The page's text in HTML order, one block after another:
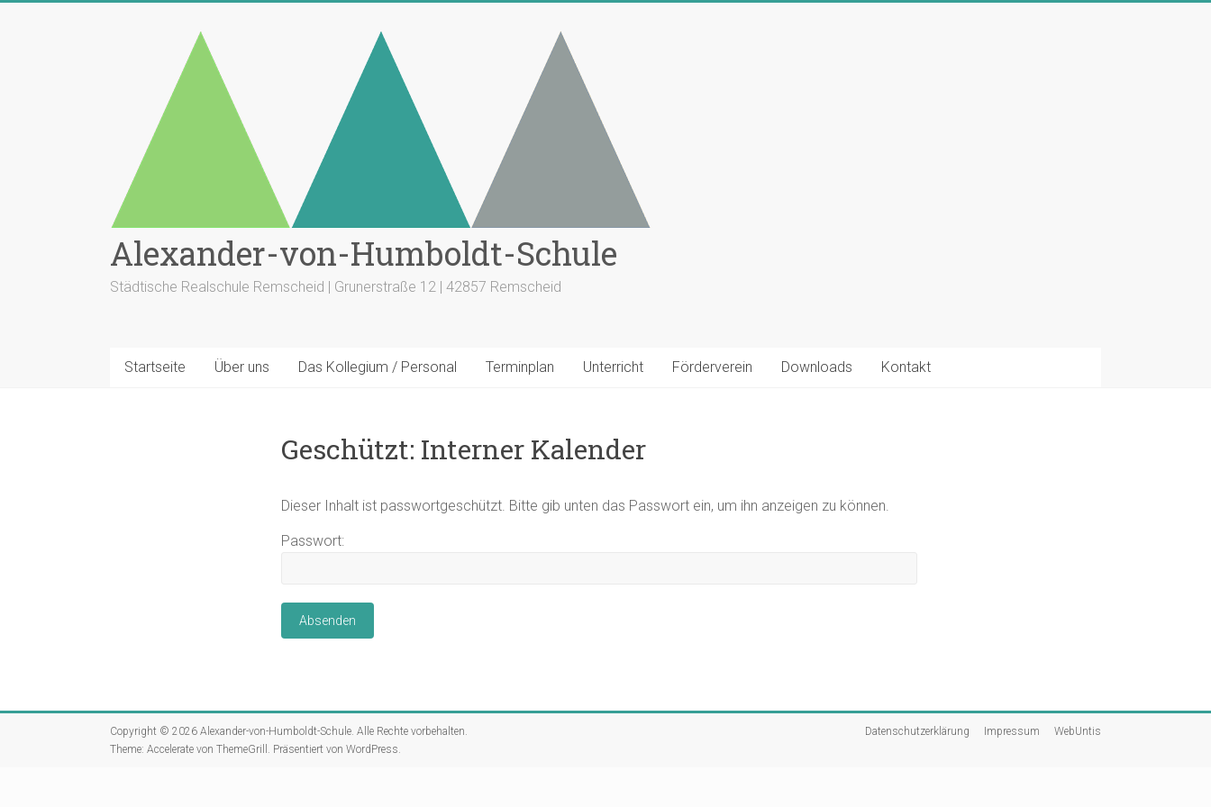
Alexander-von-Humboldt-Schule
Städtische Realschule Remscheid | Grunerstraße 12 | 42857 Remscheid
Startseite Über uns Das Kollegium / Personal Terminplan Unterricht Förderverein Downloads Kontakt
Geschützt: Interner Kalender
Dieser Inhalt ist passwortgeschützt. Bitte gib unten das Passwort ein, um ihn anzeigen zu können.
Passwort:
Copyright © 2026 Alexander-von-Humboldt-Schule. Alle Rechte vorbehalten.
Theme: Accelerate von ThemeGrill. Präsentiert von WordPress.
Datenschutzerklärung Impressum WebUntis